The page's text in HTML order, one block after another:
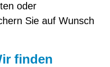
oder
Sie auf Wunsch
finden